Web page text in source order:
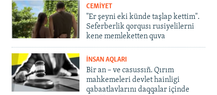
CEMİYET
"Er şeyni eki künde taşlap kettim".
Seferberlik qorqusı rusiyelilerni
kene memleketten quva
İNSAN AQLARI
Bir an – ve casussıñ. Qırım
mahkemeleri devlet hainligi
qabaatlavlarını daqqalar içinde